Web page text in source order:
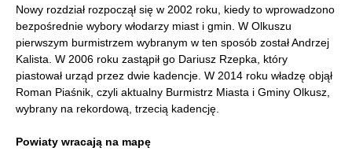
Nowy rozdział rozpoczął się w 2002 roku, kiedy to wprowadzono
bezpośrednie wybory włodarzy miast i gmin. W Olkuszu
pierwszym burmistrzem wybranym w ten sposób został Andrzej
Kalista. W 2006 roku zastąpił go Dariusz Rzepka, który
piastował urząd przez dwie kadencje. W 2014 roku władzę objął
Roman Piaśnik, czyli aktualny Burmistrz Miasta i Gminy Olkusz,
wybrany na rekordową, trzecią kadencję.
Powiaty wracają na mapę